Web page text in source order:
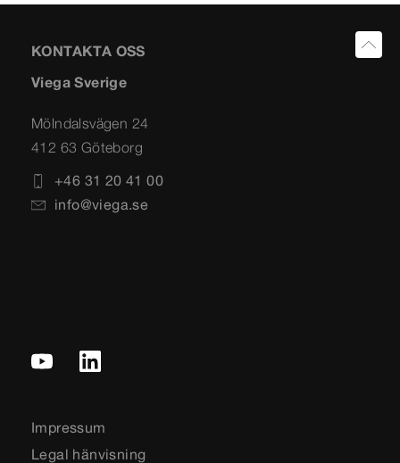
KONTAKTA OSS
Viega Sverige
Mölndalsvägen 24
412 63 Göteborg
+46 31 20 41 00
info@viega.se
Impressum
Legal hänvisning